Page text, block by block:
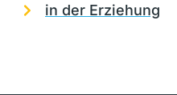
in der Erziehung